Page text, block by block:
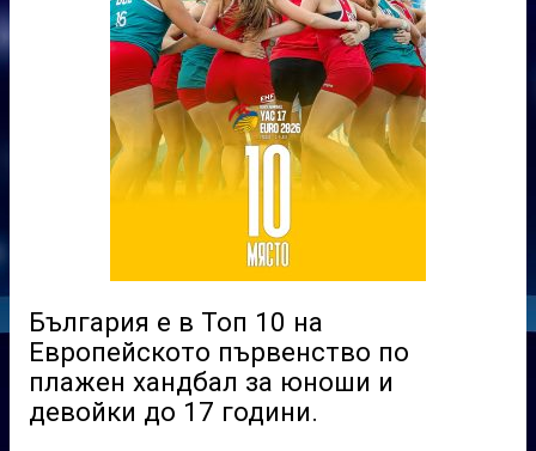
България е в Топ 10 на
Европейското първенство по
плажен хандбал за юноши и
девойки до 17 години.